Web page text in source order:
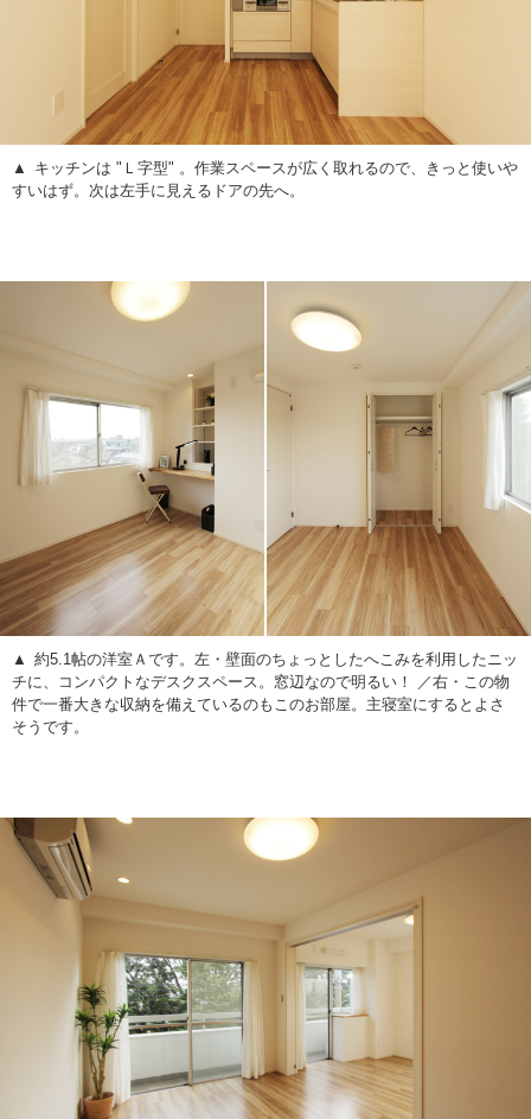
キッチンは "Ｌ字型" 。作業スペースが広く取れるので、きっと使いや
すいはず。次は左手に見えるドアの先へ。
約5.1帖の洋室Ａです。左・壁面のちょっとしたへこみを利用したニッ
チに、コンパクトなデスクスペース。窓辺なので明るい！ ／右・この物
件で一番大きな収納を備えているのもこのお部屋。主寝室にするとよさ
そうです。